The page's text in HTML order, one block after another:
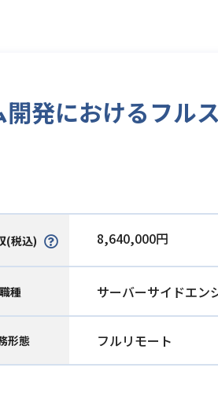
発におけるフル
(税込) 8,640,000円
職種 サーバーサイドエン
形態 フルリモート